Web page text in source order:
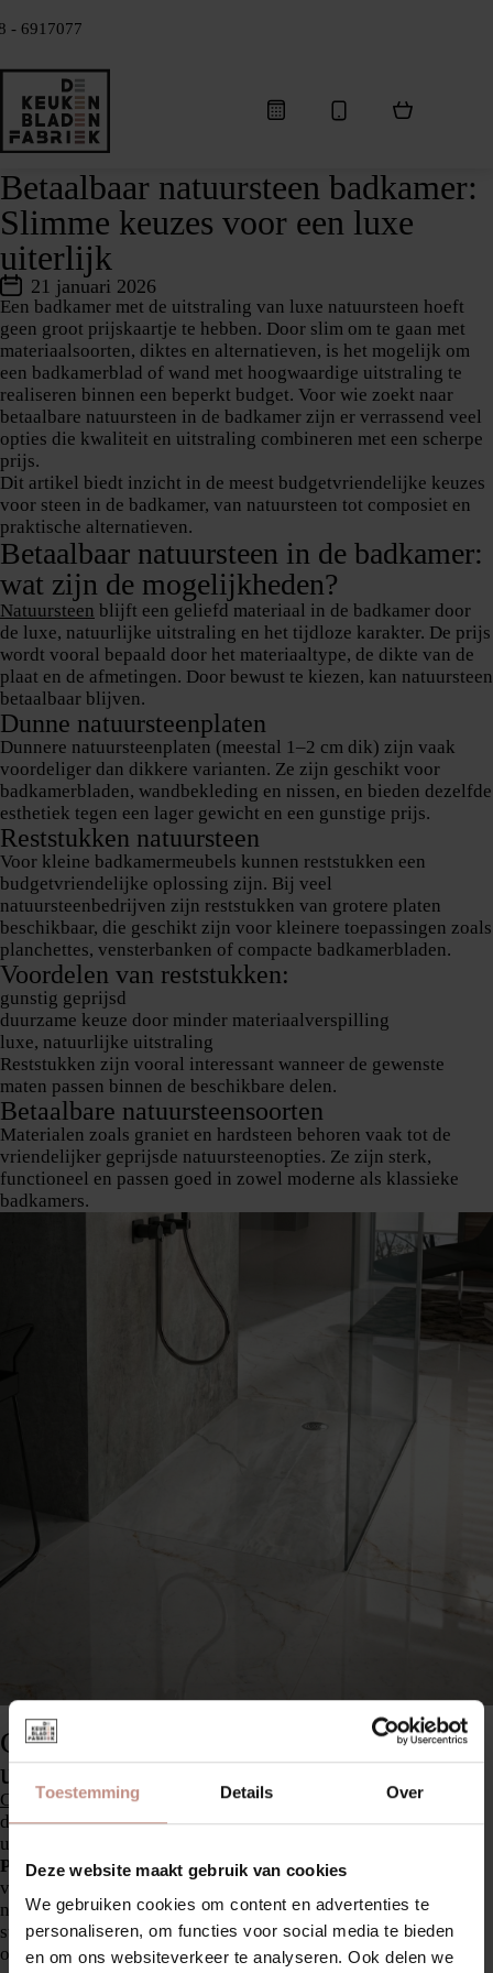
Toestemming Details Over
Deze website maakt gebruik van cookies
We gebruiken cookies om content en advertenties te
personaliseren, om functies voor social media te bieden
en om ons websiteverkeer te analyseren. Ook delen we
- 6917077
Betaalbaar natuursteen badkamer:
Slimme keuzes voor een luxe
uiterlijk
21 januari 2026
Een badkamer met de uitstraling van luxe natuursteen hoeft
geen groot prijskaartje te hebben. Door slim om te gaan met
materiaalsoorten, diktes en alternatieven, is het mogelijk om
een badkamerblad of wand met hoogwaardige uitstraling te
realiseren binnen een beperkt budget. Voor wie zoekt naar
betaalbare natuursteen in de badkamer zijn er verrassend veel
opties die kwaliteit en uitstraling combineren met een scherpe
prijs.
Dit artikel biedt inzicht in de meest budgetvriendelijke keuzes
voor steen in de badkamer, van natuursteen tot composiet en
praktische alternatieven.
Betaalbaar natuursteen in de badkamer:
wat zijn de mogelijkheden?
Natuursteen blijft een geliefd materiaal in de badkamer door
de luxe, natuurlijke uitstraling en het tijdloze karakter. De prijs
wordt vooral bepaald door het materiaaltype, de dikte van de
plaat en de afmetingen. Door bewust te kiezen, kan natuursteen
betaalbaar blijven.
Dunne natuursteenplaten
Dunnere natuursteenplaten (meestal 1–2 cm dik) zijn vaak
voordeliger dan dikkere varianten. Ze zijn geschikt voor
badkamerbladen, wandbekleding en nissen, en bieden dezelfde
esthetiek tegen een lager gewicht en een gunstige prijs.
Reststukken natuursteen
Voor kleine badkamermeubels kunnen reststukken een
budgetvriendelijke oplossing zijn. Bij veel
natuursteenbedrijven zijn reststukken van grotere platen
beschikbaar, die geschikt zijn voor kleinere toepassingen zoals
planchettes, vensterbanken of compacte badkamerbladen.
Voordelen van reststukken:
gunstig geprijsd
duurzame keuze door minder materiaalverspilling
luxe, natuurlijke uitstraling
Reststukken zijn vooral interessant wanneer de gewenste
maten passen binnen de beschikbare delen.
Betaalbare natuursteensoorten
Materialen zoals graniet en hardsteen behoren vaak tot de
vriendelijker geprijsde natuursteenopties. Ze zijn sterk,
functioneel en passen goed in zowel moderne als klassieke
badkamers.
Composiet als alternatief: Luxe
uitstraling zonder hoge kosten
Composietis eenveelgekozen alternatief
voor natuursteen in
de badkamer. Het materiaal combineert een strakke, moderne
uitstraling met praktische voordelen.
Pluspunten van composiet in de badkamer:
verkrijgbaar in talrijke kleuren en structuren, waaronder
natuursteenlooks
sterk en krasvast
onderhoudsvriendelijk